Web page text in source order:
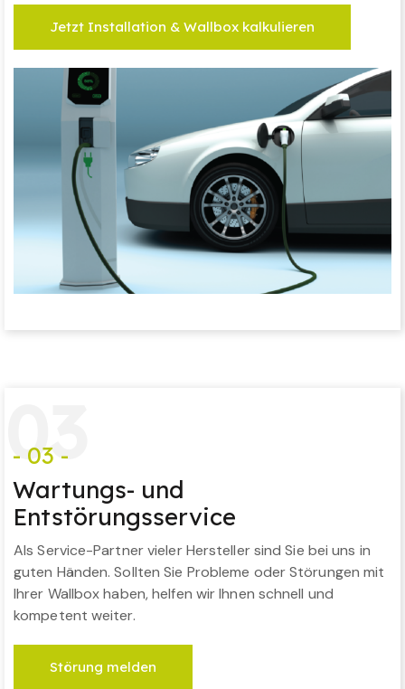
Jetzt Installation & Wallbox kalkulieren
03
- 03 -
Wartungs- und
Entstörungsservice
Als Service-Partner vieler Hersteller sind Sie bei uns in
guten Händen. Sollten Sie Probleme oder Störungen mit
Ihrer Wallbox haben, helfen wir Ihnen schnell und
kompetent weiter.
Störung melden